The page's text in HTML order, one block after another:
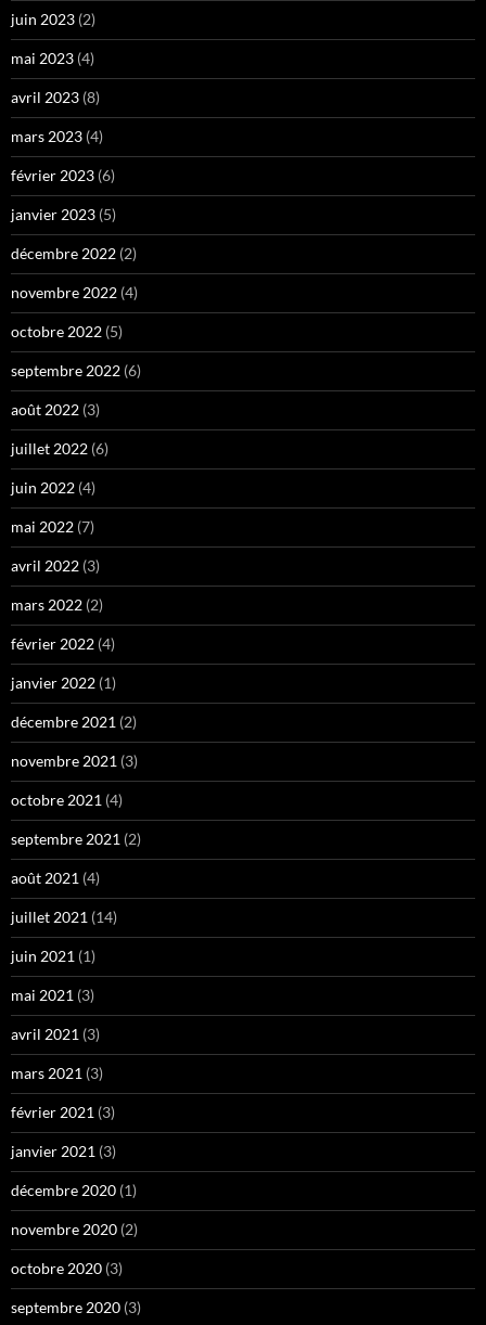
juin 2023 (2)
mai 2023 (4)
avril 2023 (8)
mars 2023 (4)
février 2023 (6)
janvier 2023 (5)
décembre 2022 (2)
novembre 2022 (4)
octobre 2022 (5)
septembre 2022 (6)
août 2022 (3)
juillet 2022 (6)
juin 2022 (4)
mai 2022 (7)
avril 2022 (3)
mars 2022 (2)
février 2022 (4)
janvier 2022 (1)
décembre 2021 (2)
novembre 2021 (3)
octobre 2021 (4)
septembre 2021 (2)
août 2021 (4)
juillet 2021 (14)
juin 2021 (1)
mai 2021 (3)
avril 2021 (3)
mars 2021 (3)
février 2021 (3)
janvier 2021 (3)
décembre 2020 (1)
novembre 2020 (2)
octobre 2020 (3)
septembre 2020 (3)